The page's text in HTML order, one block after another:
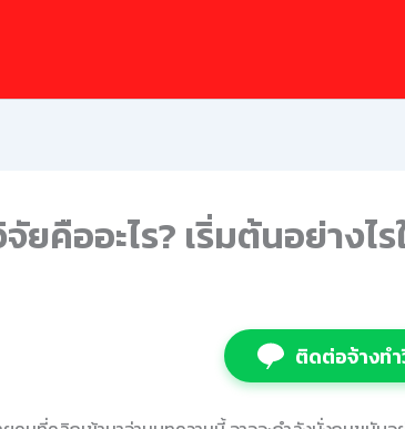
ยคืออะไร? เริ่มต้นอย่างไ
ติดต่อจ้างท